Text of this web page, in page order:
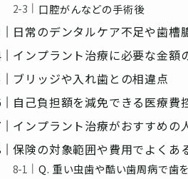
口腔がんなどの手術後
日常のデンタルケア不足や歯槽
インプラント治療に必要な金額
ブリッジや入れ歯との相違点
自己負担額を減免できる医療費
インプラント治療がおすすめの
保険の対象範囲や費用でよくあ
Q. 重い虫歯や酷い歯周病で歯